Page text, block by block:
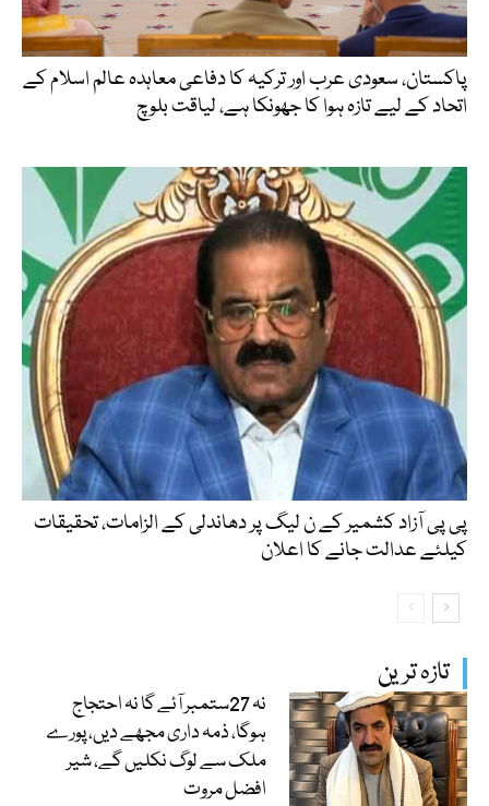
تازہ ترین
نہ 27ستمبر آئے گا نہ احتجاج
ہوگا، ذمہ داری مجھے دیں، پورے
ملک سے لوگ نکلیں گے، شیر
افضل مروت
پاکستان، سعودی عرب اور ترکیہ کا دفاعی معاہدہ عالم اسلام کے
اتحاد کے لیے تازہ ہوا کا جھونکا ہے، لیاقت بلوچ
پی پی آزاد کشمیر کے ن لیگ پر دھاندلی کے الزامات، تحقیقات
کیلئے عدالت جانے کا اعلان